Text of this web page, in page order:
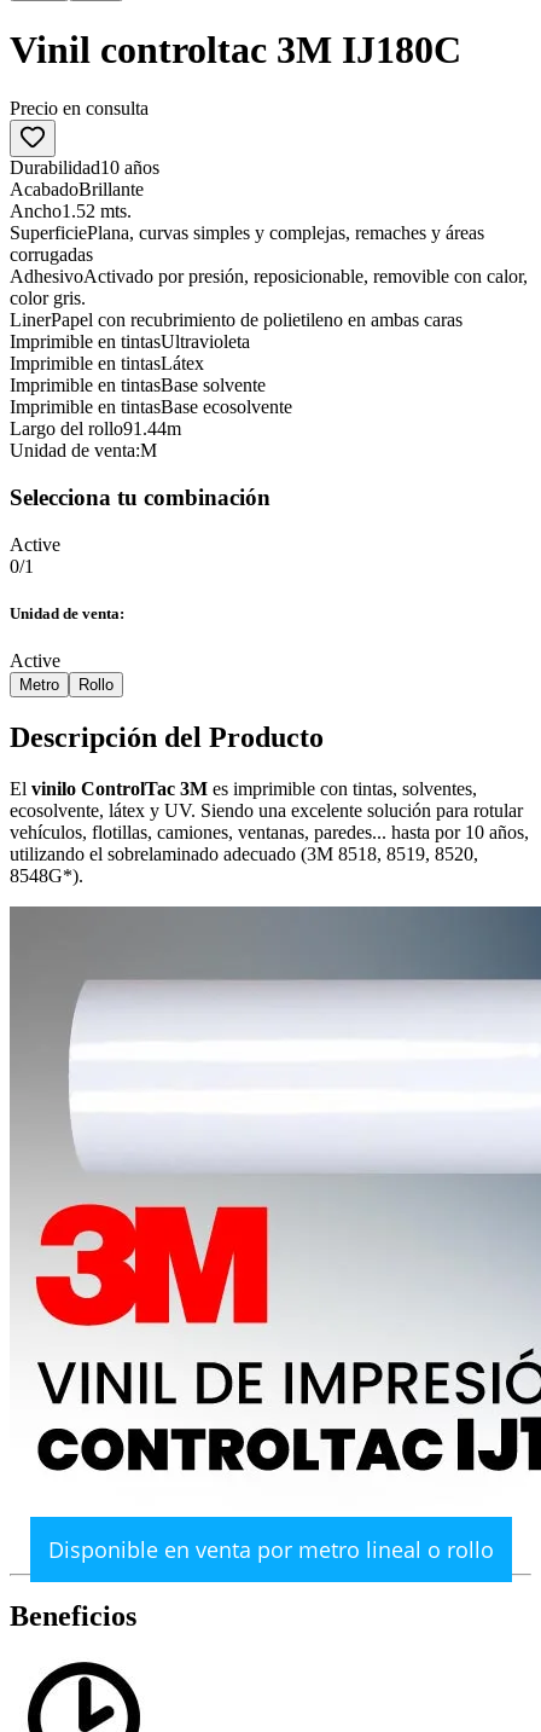
Vinil controltac 3M IJ180C
Precio en consulta
Durabilidad10 años
AcabadoBrillante
Ancho1.52 mts.
SuperficiePlana, curvas simples y complejas, remaches y áreas
corrugadas
AdhesivoActivado por presión, reposicionable, removible con calor,
color gris.
LinerPapel con recubrimiento de polietileno en ambas caras
Imprimible en tintasUltravioleta
Imprimible en tintasLátex
Imprimible en tintasBase solvente
Imprimible en tintasBase ecosolvente
Largo del rollo91.44m
Unidad de venta:M
Selecciona tu combinación
Active
0/1
Unidad de venta:
Active
Metro Rollo
Descripción del Producto
El vinilo ControlTac 3M es imprimible con tintas, solventes,
ecosolvente, látex y UV. Siendo una excelente solución para rotular
vehículos, flotillas, camiones, ventanas, paredes... hasta por 10 años,
utilizando el sobrelaminado adecuado (3M 8518, 8519, 8520,
8548G*).
Disponible en venta por metro lineal o rollo
Beneficios